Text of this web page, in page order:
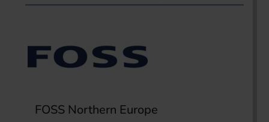
FOSS Northern Europe